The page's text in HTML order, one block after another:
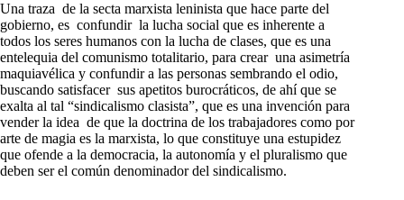
Una traza de la secta marxista leninista que hace parte del
gobierno, es confundir la lucha social que es inherente a
todos los seres humanos con la lucha de clases, que es una
entelequia del comunismo totalitario, para crear una asimetría
maquiavélica y confundir a las personas sembrando el odio,
buscando satisfacer sus apetitos burocráticos, de ahí que se
exalta al tal “sindicalismo clasista”, que es una invención para
vender la idea de que la doctrina de los trabajadores como por
arte de magia es la marxista, lo que constituye una estupidez
que ofende a la democracia, la autonomía y el pluralismo que
deben ser el común denominador del sindicalismo.